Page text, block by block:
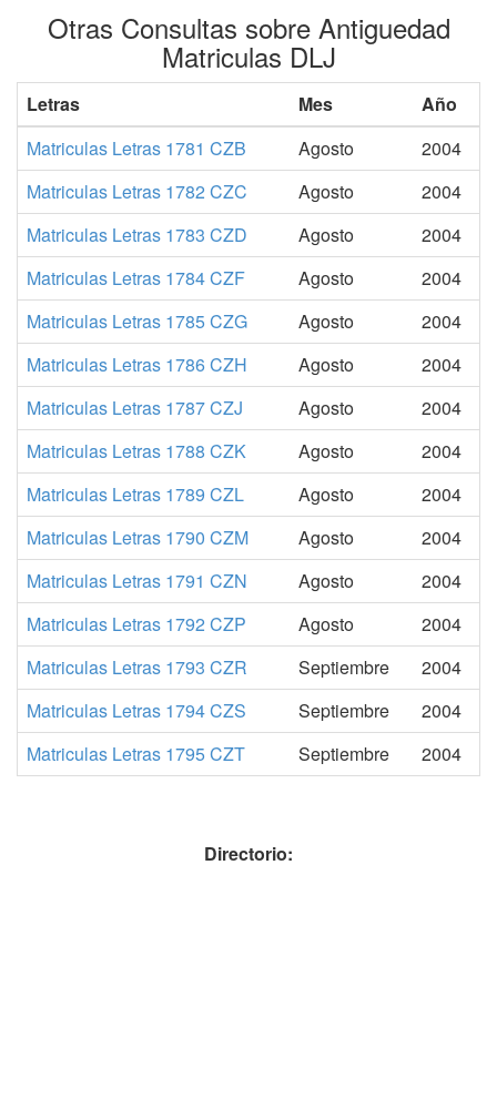
Otras Consultas sobre Antiguedad
Matriculas DLJ
Letras Mes
Año
Matriculas Letras 1781 CZB
Agosto
2004
Matriculas Letras 1782 CZC
Agosto
2004
Matriculas Letras 1783 CZD
Agosto
2004
Matriculas Letras 1784 CZF
Agosto
2004
Matriculas Letras 1785 CZG
Agosto
2004
Matriculas Letras 1786 CZH
Agosto
2004
Matriculas Letras 1787 CZJ
Agosto
2004
Matriculas Letras 1788 CZK
Agosto
2004
Matriculas Letras 1789 CZL
Agosto
2004
Matriculas Letras 1790 CZM
Agosto
2004
Matriculas Letras 1791 CZN
Agosto
2004
Matriculas Letras 1792 CZP
Agosto
2004
Matriculas Letras 1793 CZR
Septiembre
2004
Matriculas Letras 1794 CZS
Septiembre
2004
Matriculas Letras 1795 CZT
Septiembre 2004
Directorio: